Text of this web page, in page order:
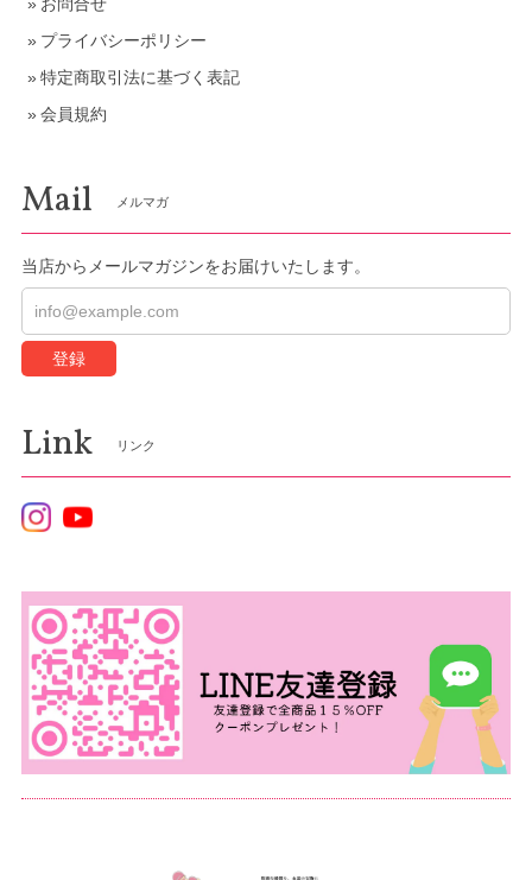
プライバシーポリシー
特定商取引法に基づく表記
会員規約
Mail メルマガ
当店からメールマガジンをお届けいたします。
登録
Link リンク